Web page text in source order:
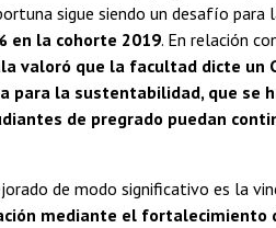
sigue siendo un desafío para
en la cohorte 2019. En relación
valoró que la facultad dicte un
la sustentabilidad, que se
de pregrado puedan
de modo significativo es la
mediante el fortalecimiento